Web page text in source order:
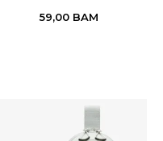
59,00 BAM